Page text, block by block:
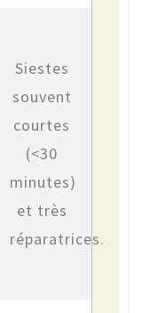
Siestes
souvent
courtes
(<30
minutes)
et très
réparatrices.